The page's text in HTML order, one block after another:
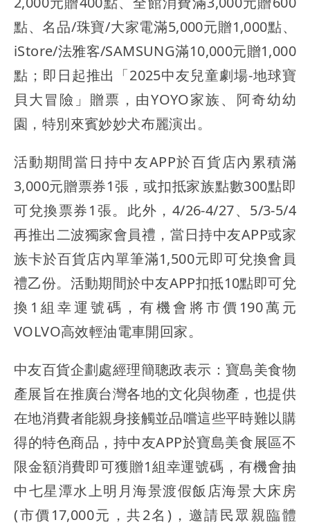
點、名品/珠寶/大家電滿5,000元贈1,000點、
iStore/法雅客/SAMSUNG滿10,000元贈1,000
點；即日起推出「2025中友兒童劇場-地球寶
貝大冒險」贈票，由YOYO家族、阿奇幼幼
園，特別來賓妙妙犬布麗演出。
活動期間當日持中友APP於百貨店內累積滿
3,000元贈票券1張，或扣抵家族點數300點即
可兌換票券1張。此外，4/26-4/27、5/3-5/4
再推出二波獨家會員禮，當日持中友APP或家
族卡於百貨店內單筆滿1,500元即可兌換會員
禮乙份。活動期間於中友APP扣抵10點即可兌
換1組幸運號碼，有機會將市價190萬元
VOLVO高效輕油電車開回家。
中友百貨企劃處經理簡聰政表示：寶島美食物
產展旨在推廣台灣各地的文化與物產，也提供
在地消費者能親身接觸並品嚐這些平時難以購
得的特色商品，持中友APP於寶島美食展區不
限金額消費即可獲贈1組幸運號碼，有機會抽
中七星潭水上明月海景渡假飯店海景大床房
(市價17,000元，共2名)，邀請民眾親臨體